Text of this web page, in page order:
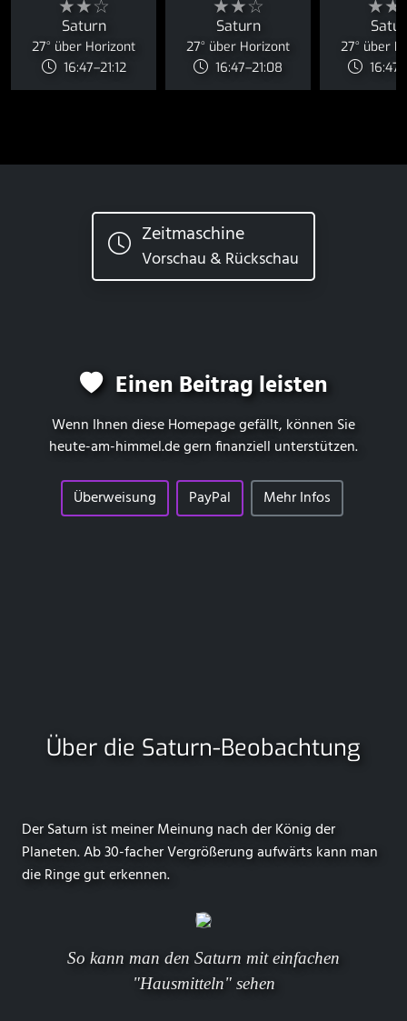
★★☆
Saturn
27° über Horizont
16:47–21:12
★★☆
Saturn
27° über Horizont
16:47–21:08
27° über
Zeitmaschine
Vorschau & Rückschau
Einen Beitrag leisten
Wenn Ihnen diese Homepage gefällt, können Sie
heute-am-himmel.degern finanziell unterstützen.
Überweisung PayPal Mehr Infos
Über die Saturn-Beobachtung
Der Saturn ist meiner Meinung nach der König der
Planeten. Ab 30-facher Vergrößerung aufwärts kann man
die Ringe gut erkennen.
So kann man den Saturn mit einfachen
"Hausmitteln" sehen